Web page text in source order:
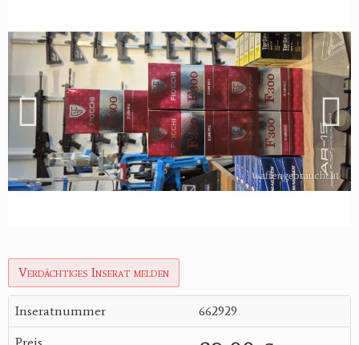
Verdächtiges Inserat melden
Inseratnummer 662929
Preis